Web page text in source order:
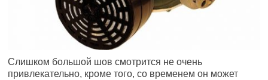
Слишком большой шов смотрится не очень
привлекательно, кроме того, со временем он может